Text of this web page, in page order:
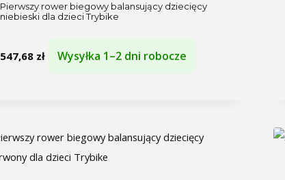
Pierwszy rower biegowy balansujący dziecięcy
niebieski dla dzieci Trybike
547,68 zł Wysyłka 1–2 dni robocze